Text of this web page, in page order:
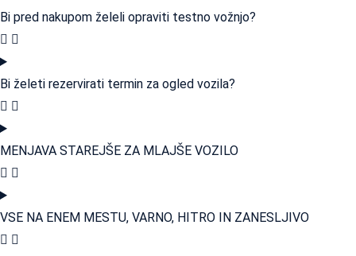
Bi pred nakupom želeli opraviti testno vožnjo?
Bi želeti rezervirati termin za ogled vozila?
MENJAVA STAREJŠE ZA MLAJŠE VOZILO
VSE NA ENEM MESTU, VARNO, HITRO IN ZANESLJIVO